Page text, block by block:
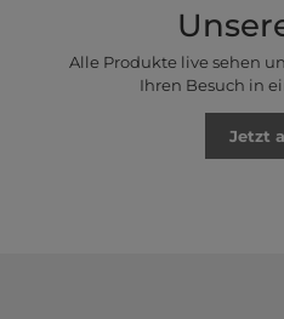
Alle Produkte live sehen
Ihren Besuch in
Jetzt